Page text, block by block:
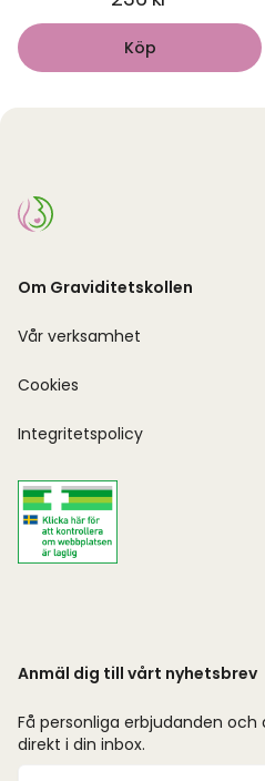
Köp
Om Graviditetskollen
Vår verksamhet
Cookies
Integritetspolicy
Anmäl dig till vårt nyhetsbrev
Få personliga erbjudanden
direkt i din inbox.